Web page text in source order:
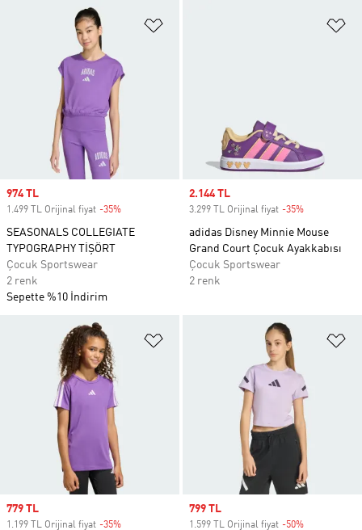
Sale price
974 TL
1.499 TL Orijinal fiyat -35%
SEASONALS COLLEGIATE
TYPOGRAPHY TİŞÖRT
Çocuk Sportswear
2 renk
Sepette %10 İndirim
Sale price
2.144 TL
3.299 TL Orijinal fiyat -35%
adidas Disney Minnie Mouse
Grand Court Çocuk Ayakkabısı
Çocuk Sportswear
2 renk
Favori Listesine Ekle
Sale price
779 TL
1.199 TL Orijinal fiyat -35%
Sale price
799 TL
1.599 TL Orijinal fiyat -50%